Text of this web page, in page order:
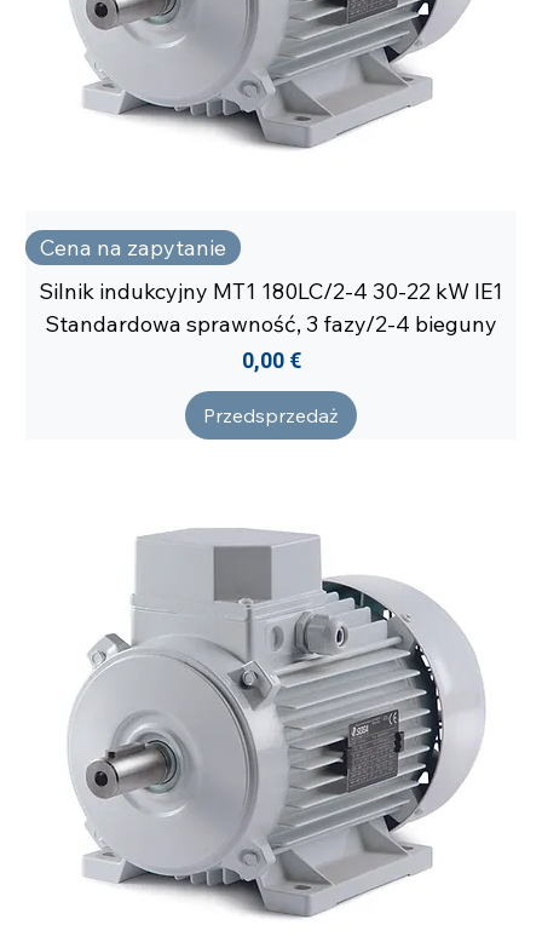
Cena na zapytanie
Silnik indukcyjny MT1 180LC/2-4 30-22 kW IE1
Standardowa sprawność, 3 fazy/2-4 bieguny
Cena
0,00 €
Przedsprzedaż